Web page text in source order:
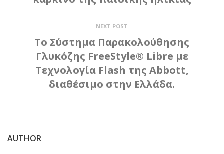
NEXT POST
To Σύστημα Παρακολούθησης
Γλυκόζης FreeStyle® Libre με
Τεχνολογία Flash της Abbott,
διαθέσιμο στην Ελλάδα.
AUTHOR